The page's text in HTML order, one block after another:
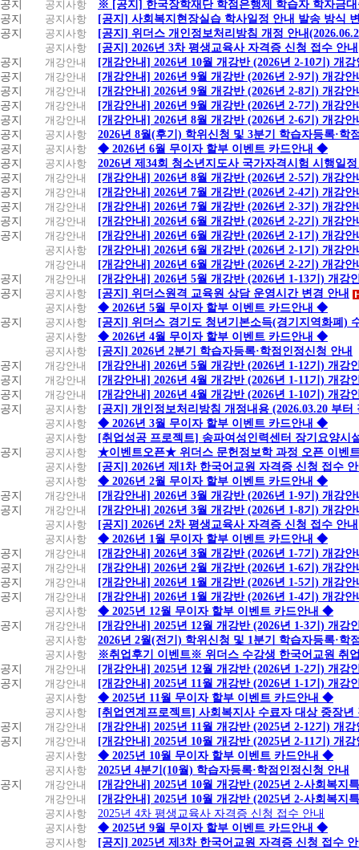
공지
공지사항
※ [공지] 한국장학재단 학점은행제 학습자 학자금
공지
공지사항
[공지] 사회복지현장실습 학사일정 안내 발송 방식
공지
공지사항
[공지] 위더스 개인정보처리방침 개정 안내
공지사항
[공지] 2026년 3차 평생교육사 자격증 신청 접수 안내
공지
개강안내
[개강안내] 2026년 10월 개강반 (2026년 2-10기) 개강
공지
개강안내
[개강안내] 2026년 9월 개강반 (2026년 2-9기) 개강안
공지
개강안내
[개강안내] 2026년 9월 개강반 (2026년 2-8기) 개강안
공지
개강안내
[개강안내] 2026년 9월 개강반 (2026년 2-7기) 개강안
공지
개강안내
[개강안내] 2026년 8월 개강반 (2026년 2-6기) 개강안
공지
공지사항
2026년 8월(후기) 학위신청 및 3분기 학습자등록·학
공지
공지사항
◆ 2026년 6월 무이자 할부 이벤트 카드안내 ◆
공지
공지사항
2026년 제34회 청소년지도사 국가자격시험 시행일
공지
개강안내
[개강안내] 2026년 8월 개강반 (2026년 2-5기) 개강안
공지
개강안내
[개강안내] 2026년 7월 개강반 (2026년 2-4기) 개강안
공지
개강안내
[개강안내] 2026년 7월 개강반 (2026년 2-3기) 개강안
공지
개강안내
[개강안내] 2026년 6월 개강반 (2026년 2-2기) 개강안
공지
개강안내
[개강안내] 2026년 6월 개강반 (2026년 2-1기) 개강안
공지사항
[개강안내] 2026년 6월 개강반 (2026년 2-1기) 개강안
개강안내
[개강안내] 2026년 6월 개강반 (2026년 2-2기) 개강안
공지
개강안내
[개강안내] 2026년 5월 개강반 (2026년 1-13기) 개강
공지
공지사항
[공지] 위더스원격 교육원 상담 운영시간 변경 안내
공지사항
◆ 2026년 5월 무이자 할부 이벤트 카드안내 ◆
공지
공지사항
[공지] 위더스 경기도 청년기본소득(경기지역화폐)
공지사항
◆ 2026년 4월 무이자 할부 이벤트 카드안내 ◆
공지사항
[공지] 2026년 2분기 학습자등록·학점인정신청 안내
공지
개강안내
[개강안내] 2026년 5월 개강반 (2026년 1-12기) 개강
공지
개강안내
[개강안내] 2026년 4월 개강반 (2026년 1-11기) 개강
공지
개강안내
[개강안내] 2026년 4월 개강반 (2026년 1-10기) 개강
공지
공지사항
[공지] 개인정보처리방침 개정내용 (2026.03.20 부터
공지사항
◆ 2026년 3월 무이자 할부 이벤트 카드안내 ◆
공지사항
[취업성공 프로젝트] 송파여성인력센터 장기요양시
공지
공지사항
★이벤트오픈★ 위더스 문헌정보학 과정 오픈 이벤
공지사항
[공지] 2026년 제1차 한국어교원 자격증 신청 접수
공지사항
◆ 2026년 2월 무이자 할부 이벤트 카드안내 ◆
공지
개강안내
[개강안내] 2026년 3월 개강반 (2026년 1-9기) 개강안
공지
개강안내
[개강안내] 2026년 3월 개강반 (2026년 1-8기) 개강안
공지사항
[공지] 2026년 2차 평생교육사 자격증 신청 접수 안내
공지사항
◆ 2026년 1월 무이자 할부 이벤트 카드안내 ◆
공지
개강안내
[개강안내] 2026년 3월 개강반 (2026년 1-7기) 개강안
공지
개강안내
[개강안내] 2026년 2월 개강반 (2026년 1-6기) 개강안
공지
개강안내
[개강안내] 2026년 1월 개강반 (2026년 1-5기) 개강안
공지
개강안내
[개강안내] 2026년 1월 개강반 (2026년 1-4기) 개강안
공지사항
◆ 2025년 12월 무이자 할부 이벤트 카드안내 ◆
공지
개강안내
[개강안내] 2025년 12월 개강반 (2026년 1-3기) 개강
공지사항
2026년 2월(전기) 학위신청 및 1분기 학습자등록·학
공지사항
※취업후기 이벤트※ 위더스 수강생 한국어교원 취
공지
개강안내
[개강안내] 2025년 12월 개강반 (2026년 1-2기) 개강
공지
개강안내
[개강안내] 2025년 11월 개강반 (2026년 1-1기) 개강
공지사항
◆ 2025년 11월 무이자 할부 이벤트 카드안내 ◆
공지사항
[취업연계프로젝트] 사회복지사 수료자 대상 중장
공지
개강안내
[개강안내] 2025년 11월 개강반 (2025년 2-12기) 개강
공지
개강안내
[개강안내] 2025년 10월 개강반 (2025년 2-11기) 개강
공지사항
◆ 2025년 10월 무이자 할부 이벤트 카드안내 ◆
공지사항
2025년 4분기(10월) 학습자등록·학점인정신청 안내
공지
개강안내
[개강안내] 2025년 10월 개강반 (2025년 2-사회복지
개강안내
[개강안내] 2025년 10월 개강반 (2025년 2-사회복지
공지사항
2025년 4차 평생교육사 자격증 신청 접수 안내
공지사항
◆ 2025년 9월 무이자 할부 이벤트 카드안내 ◆
공지사항
[공지] 2025년 제3차 한국어교원 자격증 신청 접수